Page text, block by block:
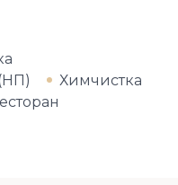
Химчистка